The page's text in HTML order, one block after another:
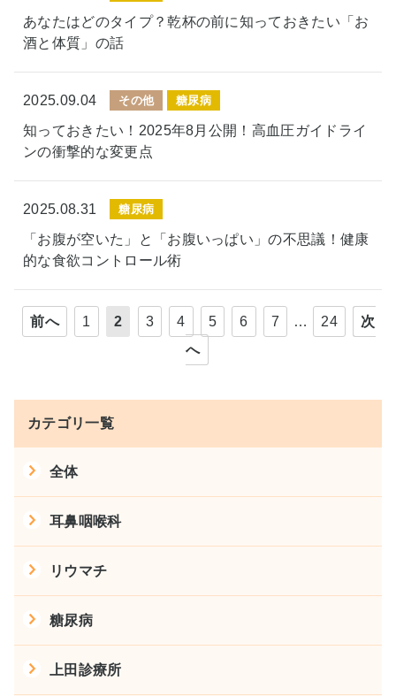
あなたはどのタイプ？乾杯の前に知っておきたい「お
酒と体質」の話
2025.09.04 その他 糖尿病
知っておきたい！2025年8月公開！高血圧ガイドライ
ンの衝撃的な変更点
2025.08.31 糖尿病
「お腹が空いた」と「お腹いっぱい」の不思議！健康
的な食欲コントロール術
前へ 1 2 3 4 5 6 7 … 24
次
へ
カテゴリ一覧
全体
耳鼻咽喉科
リウマチ
糖尿病
上田診療所